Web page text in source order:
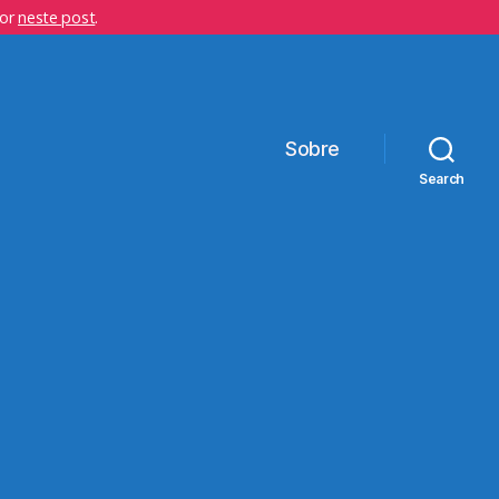
neste post.
Sobre
Search